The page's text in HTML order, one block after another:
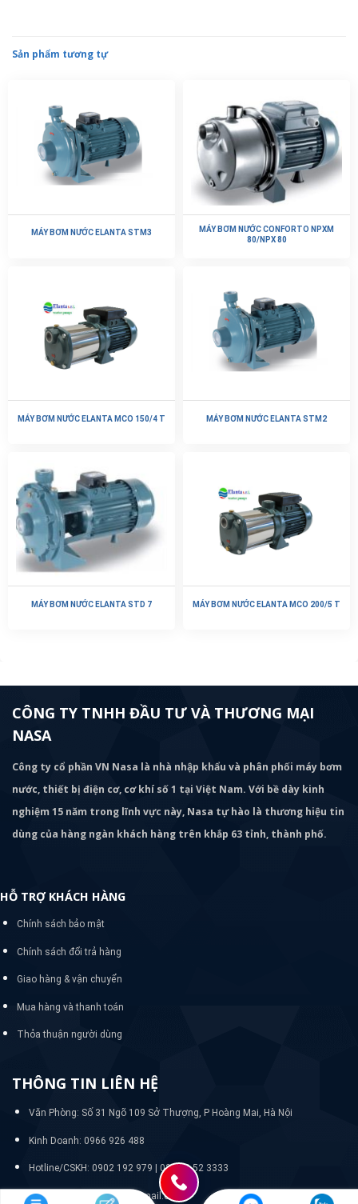
Sản phẩm tương tự
MÁY BƠM NƯỚC ELANTA STM3
MÁY BƠM NƯỚC CONFORTO NPXM
80/NPX 80
MÁY BƠM NƯỚC ELANTA MCO 150/4 T MÁY BƠM NƯỚC ELANTA STM2
MÁY BƠM NƯỚC ELANTA STD 7 MÁY BƠM NƯỚC ELANTA MCO 200/5 T
CÔNG TY TNHH ĐẦU TƯ VÀ THƯƠNG MẠI
NASA
Công ty cổ phần VN Nasa là nhà nhập khẩu và phân phối máy bơm
nước, thiết bị điện cơ, cơ khí số 1 tại Việt Nam. Với bề dày kinh
nghiệm 15 năm trong lĩnh vực này, Nasa tự hào là thương hiệu tin
dùng của hàng ngàn khách hàng trên khắp 63 tỉnh, thành phố.
HỖ TRỢ KHÁCH HÀNG
Chính sách bảo mật
Chính sách đổi trả hàng
Giao hàng & vận chuyển
Mua hàng và thanh toán
Thỏa thuận người dùng
THÔNG TIN LIÊN HỆ
Văn Phòng: Số 31 Ngõ 109 Sở Thượng, P Hoàng Mai, Hà Nội
Kinh Doanh: 0966 926 488
Hotline/CSKH: 0902 192 979 | 024 33 52 3333
Email: quanlywebnasa@gmail.com